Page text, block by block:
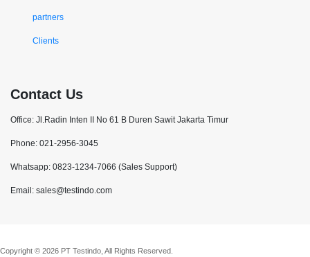
partners
Clients
Contact Us
Office: Jl.Radin Inten II No 61 B Duren Sawit Jakarta Timur
Phone: 021-2956-3045
Whatsapp: 0823-1234-7066 (Sales Support)
Email: sales@testindo.com
Copyright © 2026 PT Testindo, All Rights Reserved.